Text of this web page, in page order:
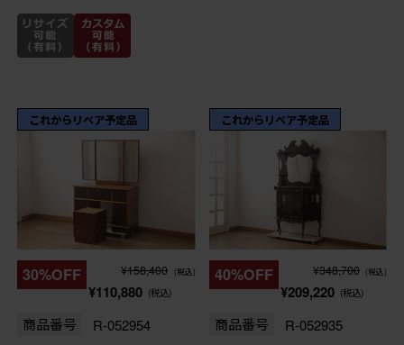
これからリペア予定品
30%OFF ¥158,400 (税込)
¥110,880 (税込)
商品番号 R-052954
これからリペア予定品
40%OFF ¥348,700 (税込)
¥209,220 (税込)
商品番号 R-052935